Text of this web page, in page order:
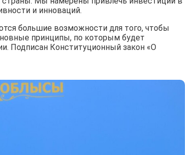
и инноваций.
большие возможности для того, чтобы
принципы, по которым будет
Подписан Конституционный закон «О